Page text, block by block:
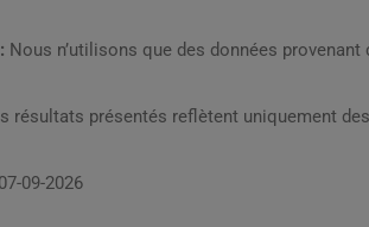
Nous n’utilisons que des données
résultats présentés reflètent uniquement
07-09-2026